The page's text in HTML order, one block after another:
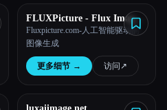
FLUXPicture - Flux Image
Genration
Fluxpicture.com-人工智能驱动的
图像生成
更多细节 → 访问 ↗︎